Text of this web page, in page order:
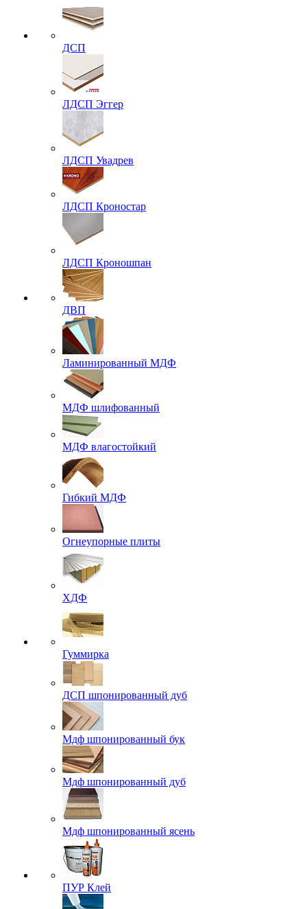
ДСП
ЛДСП Эггер
ЛДСП Увадрев
ЛДСП Кроностар
ЛДСП Кроношпан
ДВП
Ламинированный МДФ
МДФ шлифованный
МДФ влагостойкий
Гибкий МДФ
Огнеупорные плиты
ХДФ
Гуммирка
ДСП шпонированный дуб
Мдф шпонированный бук
Мдф шпонированный дуб
Мдф шпонированный ясень
ПУР Клей